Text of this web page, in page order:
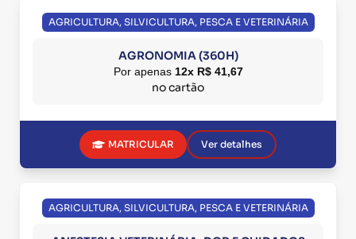
AGRICULTURA, SILVICULTURA, PESCA E VETERINÁRIA
AGRONOMIA (360H)
Por apenas 12x R$ 41,67
no cartão
MATRICULAR Ver detalhes
AGRICULTURA, SILVICULTURA, PESCA E VETERINÁRIA